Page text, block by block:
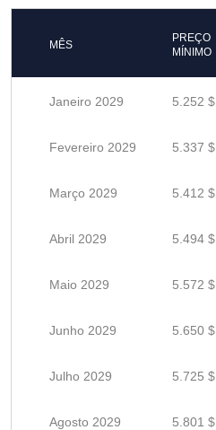
MÊS
PREÇO
MÍNIMO
Janeiro 2029 5.252 $
Fevereiro 2029 5.337 $
Março 2029 5.412 $
Abril 2029 5.494 $
Maio 2029 5.572 $
Junho 2029 5.650 $
Julho 2029 5.725 $
Agosto 2029 5.801 $